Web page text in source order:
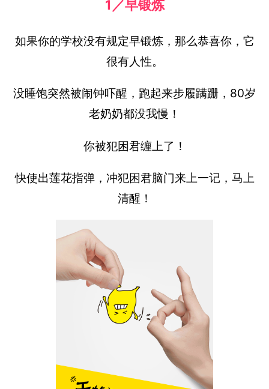
1／早锻炼
如果你的学校没有规定早锻炼，那么恭喜你，它
很有人性。
没睡饱突然被闹钟吓醒，跑起来步履蹒跚，80岁
老奶奶都没我慢！
你被犯困君缠上了！
快使出莲花指弹，冲犯困君脑门来上一记，马上
清醒！